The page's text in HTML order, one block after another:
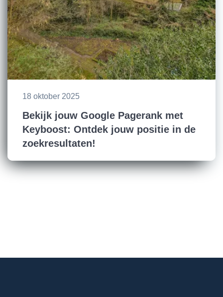
18 oktober 2025
Bekijk jouw Google Pagerank met
Keyboost: Ontdek jouw positie in de
zoekresultaten!